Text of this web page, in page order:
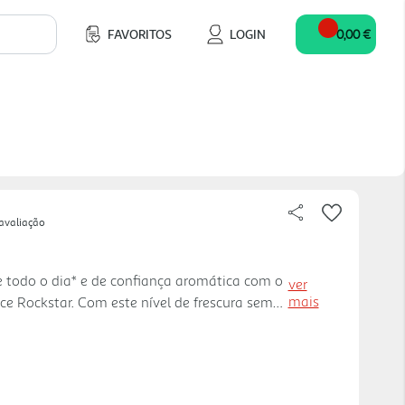
FAVORITOS LOGIN 0,00 €
todo o dia* e de confiança aromática com o
Rockstar. Com este nível de frescura sem
te em atividades mais importantes,
Proteção contra odores/ Com eliminadores
antes de começar e sobrepõe-se até ao
ver
mais